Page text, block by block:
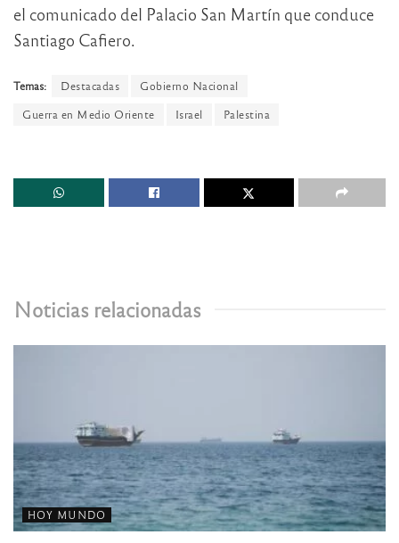
el comunicado del Palacio San Martín que conduce
Santiago Cafiero.
Temas: Destacadas
Gobierno Nacional
Guerra en Medio Oriente
Israel Palestina
Noticias relacionadas
HOY MUNDO